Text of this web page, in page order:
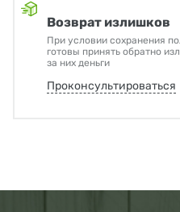
Возврат излишков
При условии сохранения
готовы принять обратно
за них деньги
Проконсультироваться